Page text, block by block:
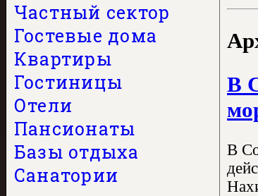
Частный сектор
Гостевые дома
Квартиры
Гостиницы
Отели
Пансионаты
Базы отдыха
Санатории
В
В